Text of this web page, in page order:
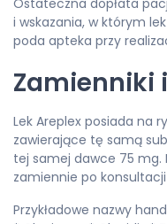
Ostateczna dopłata
i wskazania, w którym
poda apteka przy
Zamienniki
Lek Areplex posiada na
zawierające tę samą
tej samej dawce 75
zamiennie po
Przykładowe nazwy